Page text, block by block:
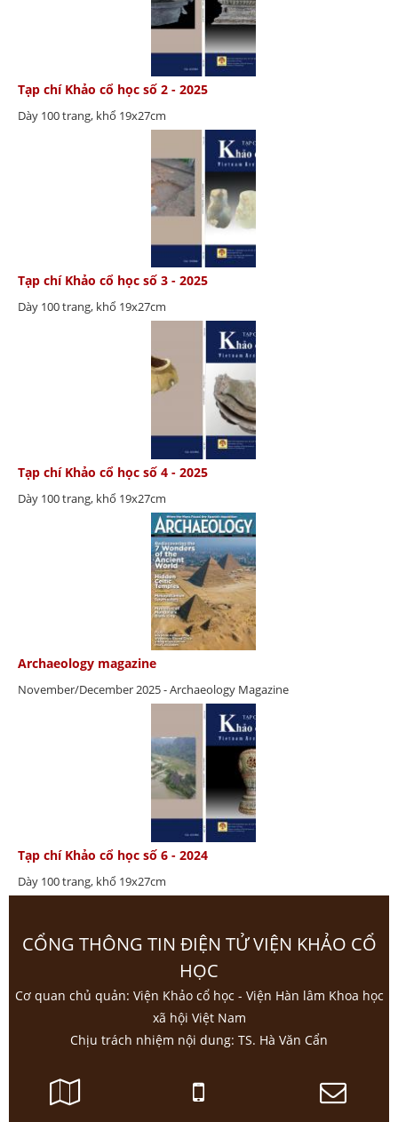
Tạp chí Khảo cổ học số 2 - 2025
Dày 100 trang, khổ 19x27cm
Tạp chí Khảo cổ học số 3 - 2025
Dày 100 trang, khổ 19x27cm
Tạp chí Khảo cổ học số 4 - 2025
Dày 100 trang, khổ 19x27cm
Archaeology magazine
November/December 2025 - Archaeology Magazine
Tạp chí Khảo cổ học số 6 - 2024
Dày 100 trang, khổ 19x27cm
CỔNG THÔNG TIN ĐIỆN TỬ VIỆN KHẢO CỔ
HỌC
Cơ quan chủ quản: Viện Khảo cổ học - Viện Hàn lâm Khoa học
xã hội Việt Nam
Chịu trách nhiệm nội dung: TS. Hà Văn Cẩn